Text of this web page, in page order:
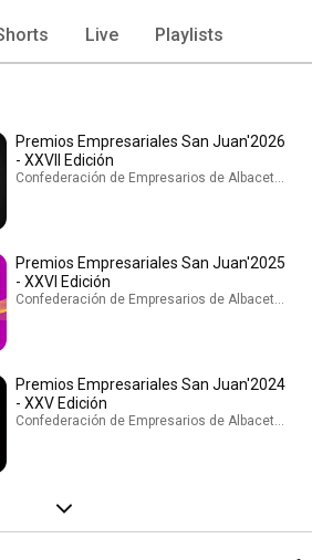
Live Playlists
Premios Empresariales San Juan'2026
- XXVII Edición
Confederación de Empresarios de Albacete,
Premios Empresariales San Juan'2025
- XXVI Edición
Confederación de Empresarios de Albacete,
Premios Empresariales San Juan'2024
- XXV Edición
Confederación de Empresarios de Albacete,